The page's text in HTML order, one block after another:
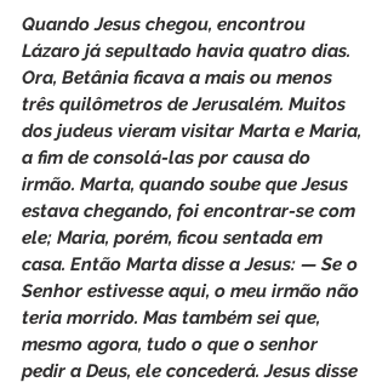
Quando Jesus chegou, encontrou
Lázaro já sepultado havia quatro dias.
Ora, Betânia ficava a mais ou menos
três quilômetros de Jerusalém. Muitos
dos judeus vieram visitar Marta e Maria,
a fim de consolá-las por causa do
irmão. Marta, quando soube que Jesus
estava chegando, foi encontrar-se com
ele; Maria, porém, ficou sentada em
casa. Então Marta disse a Jesus: — Se o
Senhor estivesse aqui, o meu irmão não
teria morrido. Mas também sei que,
mesmo agora, tudo o que o senhor
pedir a Deus, ele concederá. Jesus disse